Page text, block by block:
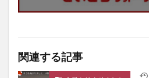
関連する記事